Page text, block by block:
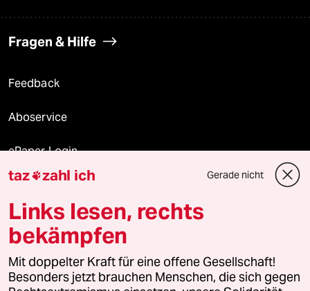
Fragen & Hilfe
Feedback
Aboservice
ePaper Login
Downloads für Abonnierende
© 2026 taz Verlags und Vertriebs GmbH
Alle Rechte vorbehalten. Bei rechtlichen Fragen oder für Genehmigungen
wenden Sie sich bitte an
lizenzen@taz.de
taz zahl ich Gerade nicht
Links lesen, rechts
bekämpfen
Mit doppelter Kraft für eine offene Gesellschaft!
Besonders jetzt brauchen Menschen, die sich gegen